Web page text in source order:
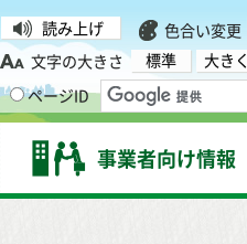
読み上げ 色合い変更
文字の大きさ
標準 大きく
ページID
事業者向け情報